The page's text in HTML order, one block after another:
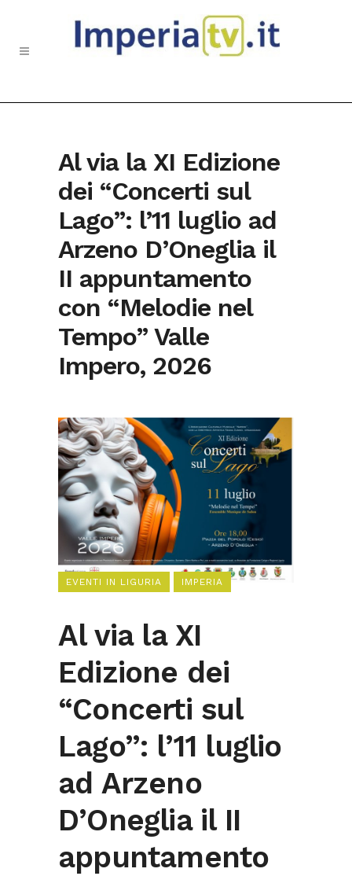
Al via la XI Edizione
dei “Concerti sul
Lago”: l’11 luglio ad
Arzeno D’Oneglia il
II appuntamento
con “Melodie nel
Tempo” ​Valle
Impero, 2026
EVENTI IN LIGURIA IMPERIA
Al via la XI
Edizione dei
“Concerti sul
Lago”: l’11 luglio
ad Arzeno
D’Oneglia il II
appuntamento